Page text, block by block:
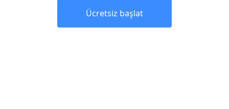
Ücretsiz başlat